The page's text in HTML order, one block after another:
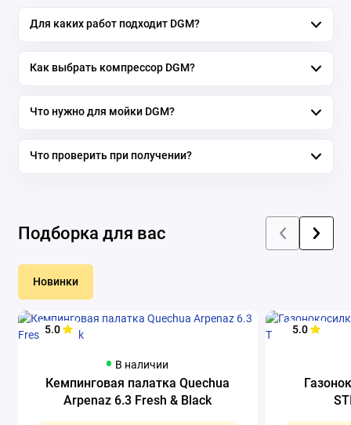
Для каких работ подходит DGM?
Как выбрать компрессор DGM?
Что нужно для мойки DGM?
Что проверить при получении?
Подборка для вас
Новинки
5.0
В наличии
Кемпинговая палатка Quechua
Arpenaz 6.3 Fresh & Black
5.0